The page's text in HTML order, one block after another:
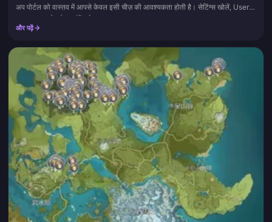
अप पोर्टल को वास्तव में आपसे केवल इसी चीज़ की आवश्यकता होती है। सेटिंग्स खोलें, User
Center या होम पैनल ढूंढें, और...
और पढ़ें